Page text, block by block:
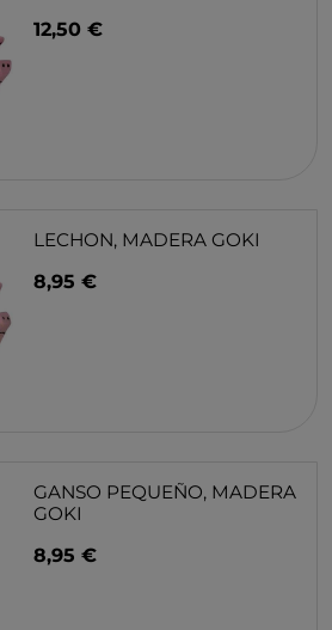
12,50 €
LECHON, MADERA GOKI
8,95 €
GANSO PEQUEÑO, MADERA
GOKI
8,95 €